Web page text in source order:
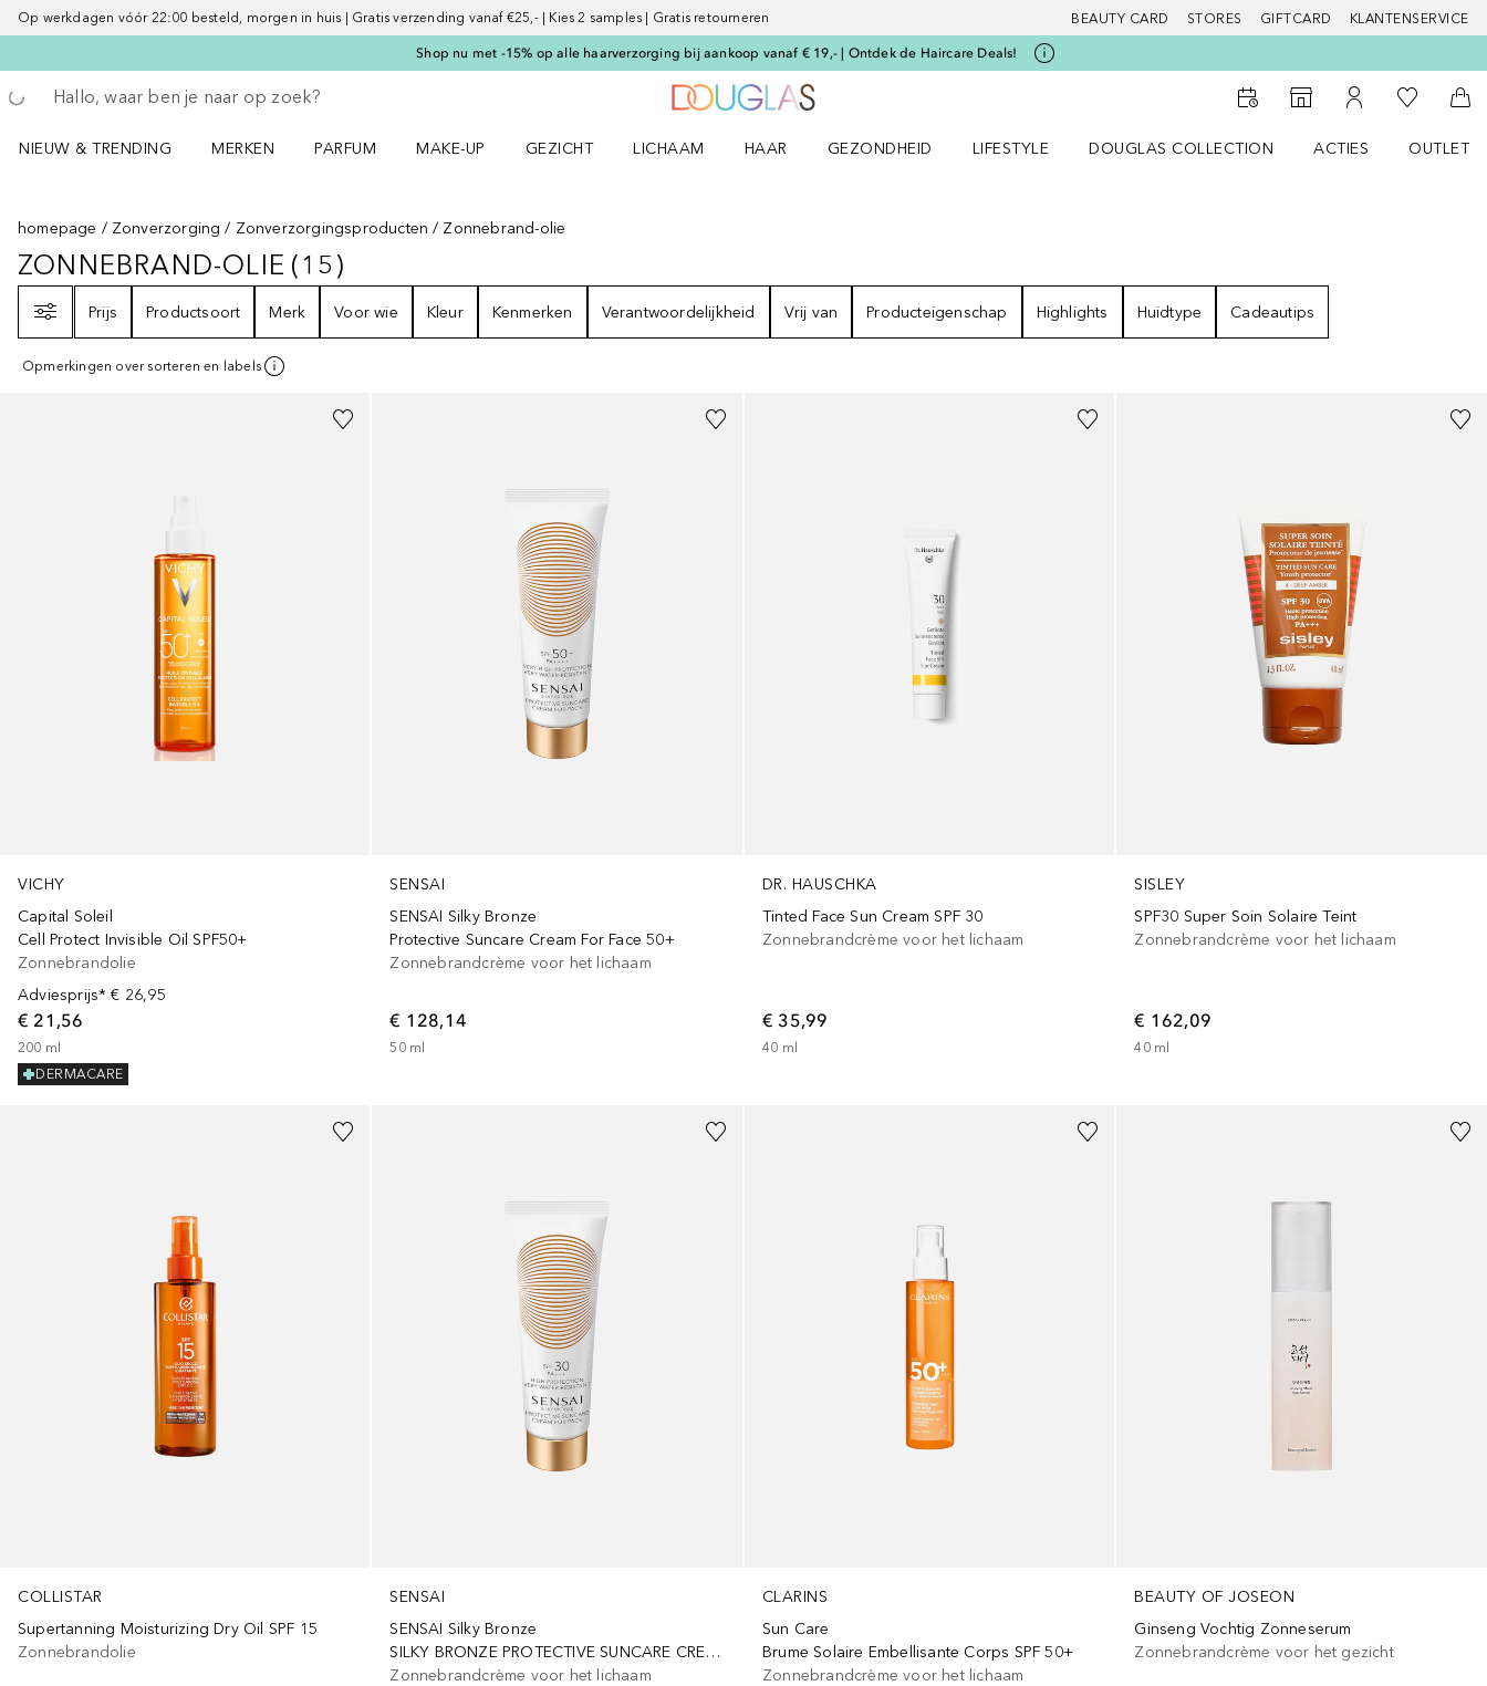
Op werkdagen vóór 22:00 besteld, morgen in huis | Gratis verzending vanaf €25,- | Kies 2 samples | Gratis retourneren BEAUTY CARD STORES GIFTCARD KLANTENSERVICE
Shop nu met -15% op alle haarverzorging bij aankoop vanaf € 19,- | Ontdek de Haircare Deals!
Ga terug
Zoekopdracht uitvoeren
Naar StorefinderNaar Mijn Account
Naar Mijn
NIEUW & TRENDING
MERKEN
PARFUM
MAKE-UP
GEZICHT
LICHAAM
HAAR
GEZONDHEID
LIFESTYLE
DOUGLAS COLLECTION
ACTIES
OUTLET
homepage Zonverzorging Zonverzorgingsproducten Zonnebrand-olie
ZONNEBRAND-OLIE15RESULTATEN
ZONNEBRAND-OLIE (15 )
Prijs
Productsoort Merk Voor wie Kleur Kenmerken Verantwoordelijkheid Vrij van Producteigenschap Highlights Huidtype Cadeautips
Opmerkingen over sorteren en labels
VICHY
Capital Soleil
Cell Protect Invisible Oil SPF50+
Zonnebrandolie
Adviesprijs* € 26,95
€ 21,56
200 ml
DERMACARE
SENSAI
SENSAI Silky Bronze
Protective Suncare Cream For Face 50+
Zonnebrandcrème voor het lichaam
€ 128,14
50 ml
DR. HAUSCHKA
Tinted Face Sun Cream SPF 30
Zonnebrandcrème voor het lichaam
€ 35,99
40 ml
SISLEY
SPF30 Super Soin Solaire Teint
Zonnebrandcrème voor het lichaam
€ 162,09
40 ml
COLLISTAR
Supertanning Moisturizing Dry Oil SPF 15
Zonnebrandolie
SENSAI
SENSAI Silky Bronze
SILKY BRONZE PROTECTIVE SUNCARE CREAM FOR FACE 30
Zonnebrandcrème voor het lichaam
CLARINS
Sun Care
Brume Solaire Embellisante Corps SPF 50+
Zonnebrandcrème voor het lichaam
BEAUTY OF JOSEON
Ginseng Vochtig Zonneserum
Zonnebrandcrème voor het gezicht